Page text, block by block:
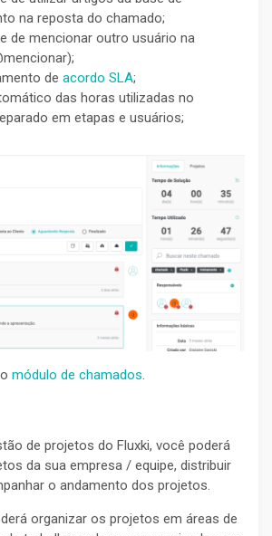
na reposta do chamado;
de mencionar outro usuário na
de acordo SLA;
das horas utilizadas no
em etapas e usuários;
módulo de chamados.
de projetos do Fluxki, você poderá
da sua empresa / equipe, distribuir
o andamento dos projetos.
organizar os projetos em áreas de